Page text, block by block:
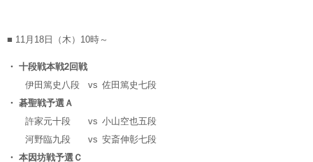
■ 11月18日（木）10時～
・ 十段戦本戦2回戦
伊田篤史八段
vs 佐田篤史七段
・ 碁聖戦予選Ａ
許家元十段
vs 小山空也五段
河野臨九段
vs 安斎伸彰七段
・ 本因坊戦予選Ｃ